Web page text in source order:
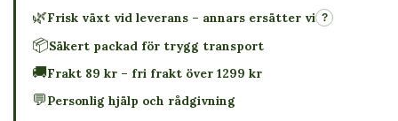
🌿Frisk växt vid leverans – annars ersätter vi ?
📦Säkert packad för trygg transport
🚚Frakt 89 kr – fri frakt över 1299 kr
💬Personlig hjälp och rådgivning